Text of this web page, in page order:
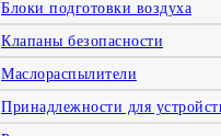
Блоки подготовки воздуха
Клапаны безопасности
Маслораспылители
Принадлежности для